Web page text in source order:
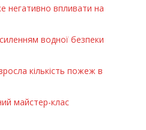
негативно впливати на
водної безпеки
кількість пожеж в
майстер-клас